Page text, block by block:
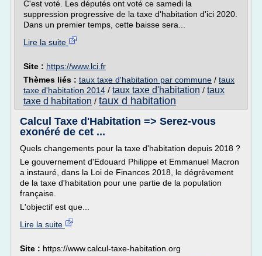
C'est voté. Les députés ont voté ce samedi la
suppression progressive de la taxe d'habitation d'ici 2020.
Dans un premier temps, cette baisse sera...
Lire la suite
Site : https://www.lci.fr
Thèmes liés : taux taxe d'habitation par commune / taux
taxe d'habitation 2014 / taux taxe d'habitation / taux
taxe d habitation / taux d habitation
Calcul Taxe d'Habitation => Serez-vous
exonéré de cet ...
Quels changements pour la taxe d'habitation depuis 2018 ?
Le gouvernement d'Edouard Philippe et Emmanuel Macron
a instauré, dans la Loi de Finances 2018, le dégrèvement
de la taxe d'habitation pour une partie de la population
française.
L'objectif est que...
Lire la suite
Site : https://www.calcul-taxe-habitation.org